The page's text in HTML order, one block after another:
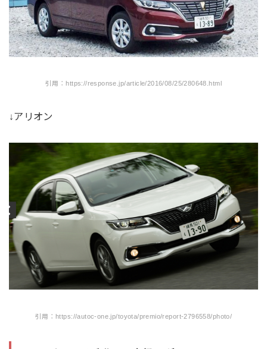
引用：https://response.jp/article/2016/08/25/280648.html
↓アリオン
引用：https://autoc-one.jp/toyota/premio/report-2796558/photo/